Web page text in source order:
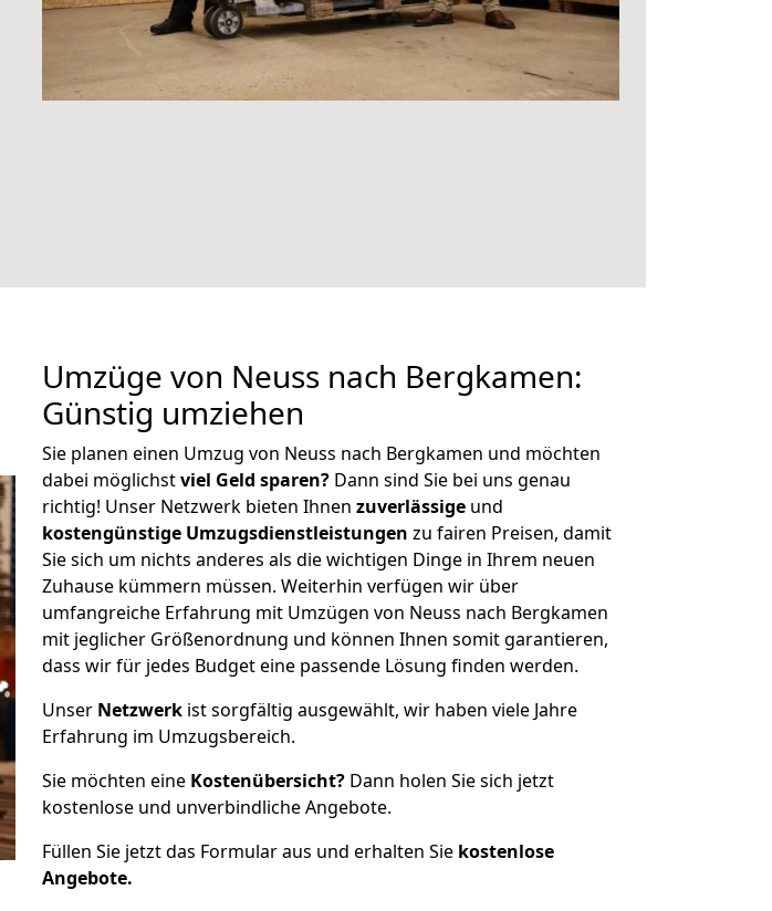
Umzüge von Neuss nach Bergkamen:
Günstig umziehen
Sie planen einen Umzug von Neuss nach Bergkamen und möchten
dabei möglichstviel Geld sparen? Dann sind Sie bei uns genau
richtig! Unser Netzwerk bieten Ihnen zuverlässige und
kostengünstige Umzugsdienstleistungen zu fairen Preisen, damit
Sie sich um nichts anderes als die wichtigen Dinge in Ihrem neuen
Zuhause kümmern müssen. Weiterhin verfügen wir über
umfangreiche Erfahrung mit Umzügen von Neuss nach Bergkamen
mit jeglicher Größenordnung und können Ihnen somit garantieren,
dass wir für jedes Budget eine passende Lösung finden werden.
Unser Netzwerk ist sorgfältig ausgewählt, wir haben viele Jahre
Erfahrung im Umzugsbereich.
Sie möchten eine Kostenübersicht? Dann holen Sie sich jetzt
kostenlose und unverbindliche Angebote.
Füllen Sie jetzt das Formular aus und erhalten Sie kostenlose
Angebote.